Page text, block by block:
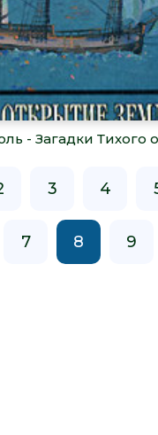
- Загадки Тихого
3 4
7 8 9